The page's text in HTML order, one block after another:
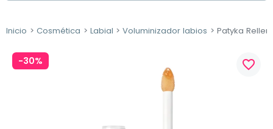
Inicio Cosmética Labial Voluminizador labios Patyka
-30% favorite_border